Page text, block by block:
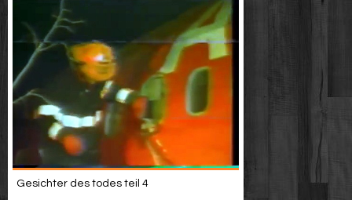
Gesichter des todes teil 4